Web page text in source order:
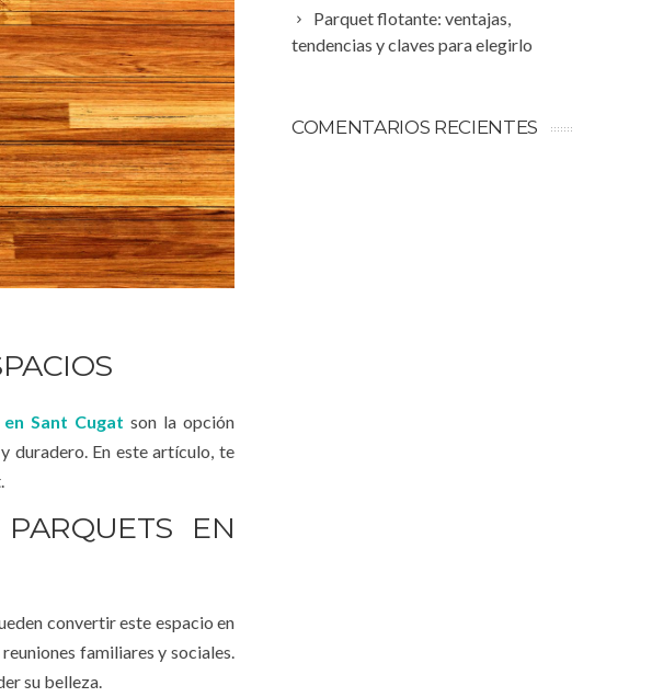
Sant Cugat son la opción
duradero. En este artículo, te
EN
convertir este espacio en
familiares y sociales.
su belleza.
Parquet flotante: ventajas,
tendencias y claves para elegirlo
COMENTARIOS RECIENTES